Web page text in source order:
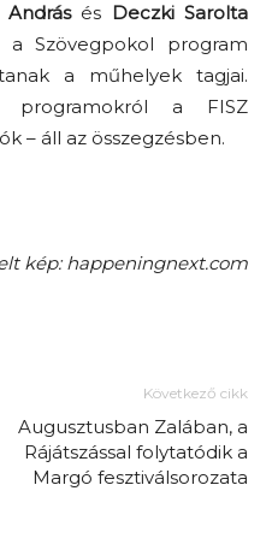
Andrásés Deczki Sarolta
a Szövegpokol program
a műhelyek tagjai.
programokról a FISZ
– áll az összegzésben.
kép: happeningnext.com
Következő cikk
Augusztusban Zalában, a
Rájátszással folytatódik a
Margó fesztiválsorozata